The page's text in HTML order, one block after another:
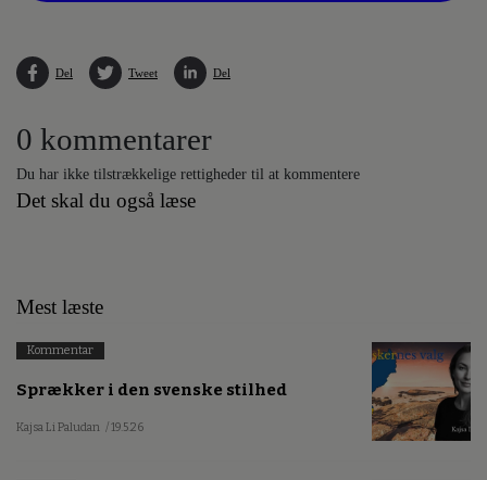
Del Tweet Del
0 kommentarer
Du har ikke tilstrækkelige rettigheder til at kommentere
Det skal du også læse
Mest læste
Kommentar
Sprækker i den svenske stilhed
Kajsa Li Paludan / 19.5.26